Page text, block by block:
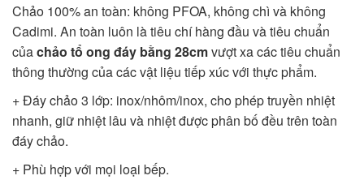
Chảo 100% an toàn: không PFOA, không chì và không
Cadimi. An toàn luôn là tiêu chí hàng đầu và tiêu chuẩn
củachảo tổ ong đáy bằng 28cmvượt xa các tiêu chuẩn
thông thường của các vật liệu tiếp xúc với thực phẩm.
+ Đáy chảo 3 lớp: inox/nhôm/inox, cho phép truyền nhiệt
nhanh, giữ nhiệt lâu và nhiệt được phân bố đều trên toàn
đáy chảo.
+ Phù hợp với mọi loại bếp.